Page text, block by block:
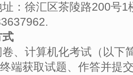
：徐汇区茶陵路200号
式
、计算机化考试（以下
端获取试题、作答并提